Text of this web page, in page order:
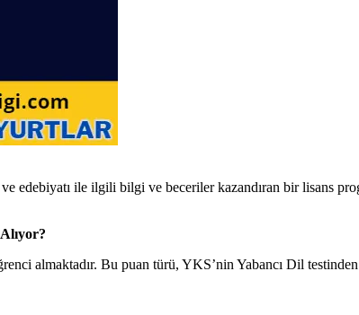
edebiyatı ile ilgili bilgi ve beceriler kazandıran bir lisans
almaktadır. Bu puan türü, YKS’nin Yabancı Dil testinden